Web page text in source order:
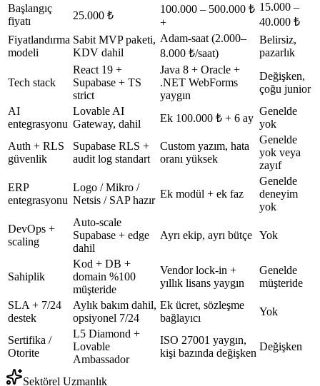
Başlangıç
fiyatı
25.000 ₺
100.000 – 500.000 ₺
+
15.000 –
40.000 ₺
Fiyatlandırma
modeli
Sabit MVP paketi,
KDV dahil
Adam-saat (2.000–
8.000 ₺/saat)
Belirsiz,
pazarlık
Tech stack
React 19 +
Supabase + TS
strict
Java 8 + Oracle +
.NET WebForms
yaygın
Değişken,
çoğu junior
AI
entegrasyonu
Lovable AI
Gateway, dahil
Ek 100.000 ₺ + 6 ay
Genelde
yok
Auth + RLS
güvenlik
Supabase RLS +
audit log standart
Custom yazım, hata
oranı yüksek
Genelde
yok veya
zayıf
ERP
entegrasyonu
Logo / Mikro /
Netsis / SAP hazır
Ek modül + ek faz
Genelde
deneyim
yok
DevOps +
scaling
Auto-scale
Supabase + edge
dahil
Ayrı ekip, ayrı bütçe Yok
Sahiplik
Kod + DB +
domain %100
müşteride
Vendor lock-in +
yıllık lisans yaygın
Genelde
müşteride
SLA + 7/24
destek
Aylık bakım dahil,
opsiyonel 7/24
Ek ücret, sözleşme
bağlayıcı
Yok
Sertifika /
Otorite
L5 Diamond +
Lovable
Ambassador
ISO 27001 yaygın,
kişi bazında değişken
Değişken
Sektörel Uzmanlık